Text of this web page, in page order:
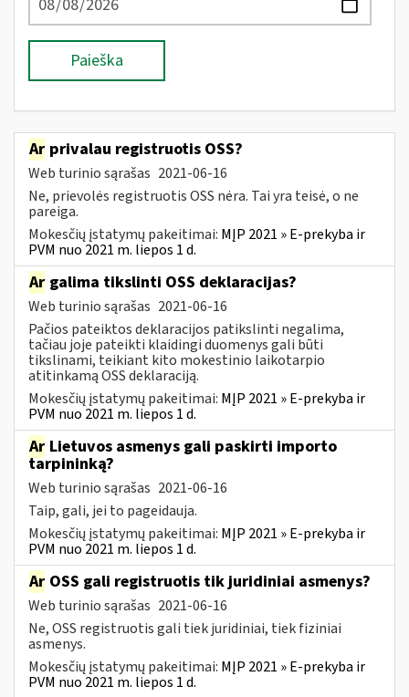
Paieška
Ar privalau registruotis OSS?
Web turinio sąrašas 2021-06-16
Ne, prievolės registruotis OSS nėra. Tai yra teisė, o ne
pareiga.
Mokesčių įstatymų pakeitimai: MĮP 2021 » E-prekyba ir
PVM nuo 2021 m. liepos 1 d.
Ar galima tikslinti OSS deklaracijas?
Web turinio sąrašas 2021-06-16
Pačios pateiktos deklaracijos patikslinti negalima,
tačiau joje pateikti klaidingi duomenys gali būti
tikslinami, teikiant kito mokestinio laikotarpio
atitinkamą OSS deklaraciją.
Mokesčių įstatymų pakeitimai: MĮP 2021 » E-prekyba ir
PVM nuo 2021 m. liepos 1 d.
Ar Lietuvos asmenys gali paskirti importo
tarpininką?
Web turinio sąrašas 2021-06-16
Taip, gali, jei to pageidauja.
Mokesčių įstatymų pakeitimai: MĮP 2021 » E-prekyba ir
PVM nuo 2021 m. liepos 1 d.
Ar OSS gali registruotis tik juridiniai asmenys?
Web turinio sąrašas 2021-06-16
Ne, OSS registruotis gali tiek juridiniai, tiek fiziniai
asmenys.
Mokesčių įstatymų pakeitimai: MĮP 2021 » E-prekyba ir
PVM nuo 2021 m. liepos 1 d.